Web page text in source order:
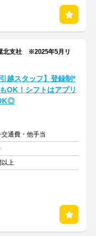
北支社 ※2025年5月リ
引越スタッフ】登録制*
OK！シフトはアプリ
通費・他手当
以上